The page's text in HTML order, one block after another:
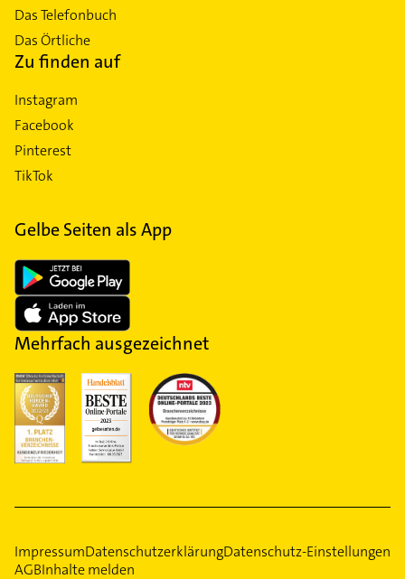
Das Telefonbuch
Das Örtliche
Zu finden auf
Instagram
Facebook
Pinterest
TikTok
Gelbe Seiten als App
Mehrfach ausgezeichnet
ImpressumDatenschutzerklärungDatenschutz-Einstellungen
AGBInhalte melden